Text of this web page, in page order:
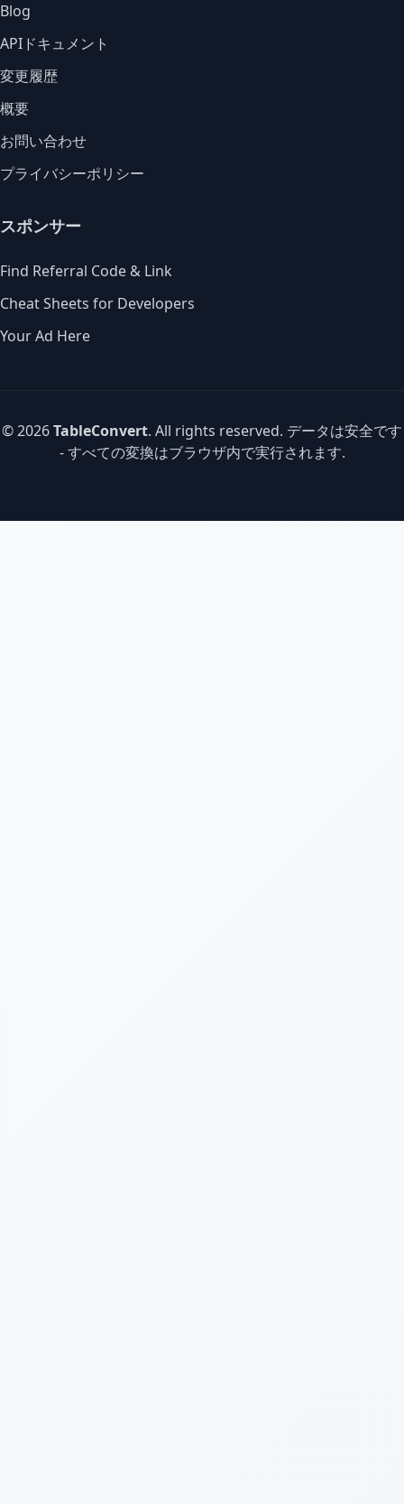
Blog
APIドキュメント
変更履歴
概要
お問い合わせ
プライバシーポリシー
スポンサー
Find Referral Code & Link
Cheat Sheets for Developers
Your Ad Here
© 2026TableConvert. All rights reserved. データは安全です
- すべての変換はブラウザ内で実行されます.